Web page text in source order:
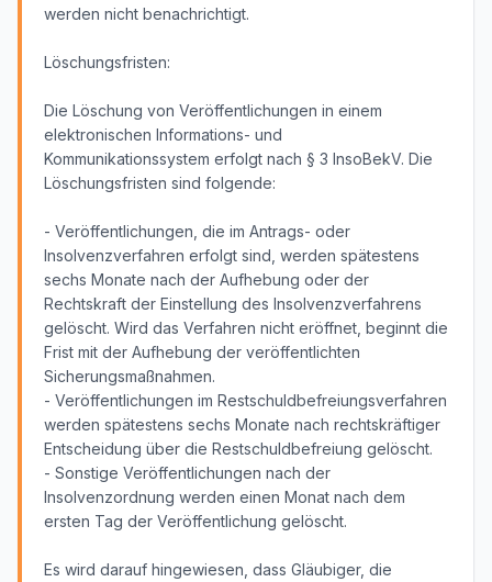
werden nicht benachrichtigt.
Löschungsfristen:
Die Löschung von Veröffentlichungen in einem
elektronischen Informations- und
Kommunikationssystem erfolgt nach § 3 InsoBekV. Die
Löschungsfristen sind folgende:
- Veröffentlichungen, die im Antrags- oder
Insolvenzverfahren erfolgt sind, werden spätestens
sechs Monate nach der Aufhebung oder der
Rechtskraft der Einstellung des Insolvenzverfahrens
gelöscht. Wird das Verfahren nicht eröffnet, beginnt die
Frist mit der Aufhebung der veröffentlichten
Sicherungsmaßnahmen.
- Veröffentlichungen im Restschuldbefreiungsverfahren
werden spätestens sechs Monate nach rechtskräftiger
Entscheidung über die Restschuldbefreiung gelöscht.
- Sonstige Veröffentlichungen nach der
Insolvenzordnung werden einen Monat nach dem
ersten Tag der Veröffentlichung gelöscht.
Es wird darauf hingewiesen, dass Gläubiger, die